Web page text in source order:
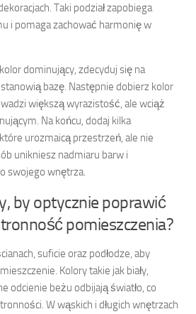
Taki podział zapobiega
i pomaga zachować harmonię w
dominujący, zdecyduj się na
bazę. Następnie dobierz kolor
większą wyrazistość, ale wciąż
Na końcu, dodaj kilka
urozmaicą przestrzeń, ale nie
unikniesz nadmiaru barw i
swojego wnętrza.
by optycznie poprawić
pomieszczenia?
suficie oraz podłodze, aby
Kolory takie jak biały,
odcienie beżu odbijają światło, co
W wąskich i długich wnętrzach